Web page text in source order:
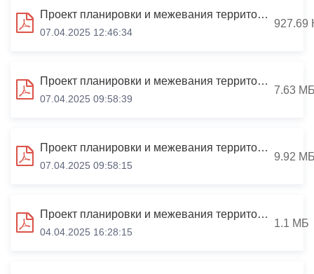
Проект планировки и межевания территории в границах кадастрового квартала 15:09:0011501 (Черменское шоссе, 6)
07.04.2025 12:46:34
927.69
Проект планировки и межевания территории части кадастрового квартала № 15:09:0031902, земельный участок с кадастровыми номером 15:09:0031902:20 по адресу РСО-Алания, г. Владикавказ, Затеречный МО, ш. Гизельское, 4 «а»
07.04.2025 09:58:39
7.63
Проект планировки и межевания территории части кадастрового квартала № 15:09:0040402, расположенного по адресу: РСО-Алания, г. Владикавказ, Северо-Западный МО, ул. Астана Кесаева, 33 в, земельный участок № 15:09:0040402:2104
07.04.2025 09:58:15
9.92
Проект планировки и межевания территории в границах кадастрового квартала 15:09:0031402 (ул. Гадиева, 81а)
04.04.2025 16:28:15
1.1 МБ